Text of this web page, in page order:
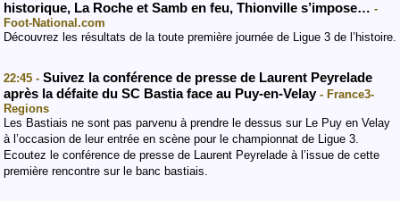
historique, La Roche et Samb en feu, Thionville s’impose… -
Foot-National.com
Découvrez les résultats de la toute première journée de Ligue 3 de l’histoire.
22:45 - Suivez la conférence de presse de Laurent Peyrelade
après la défaite du SC Bastia face au Puy-en-Velay - France3-
Regions
Les Bastiais ne sont pas parvenu à prendre le dessus sur Le Puy en Velay
à l’occasion de leur entrée en scène pour le championnat de Ligue 3.
Ecoutez le conférence de presse de Laurent Peyrelade à l’issue de cette
première rencontre sur le banc bastiais.